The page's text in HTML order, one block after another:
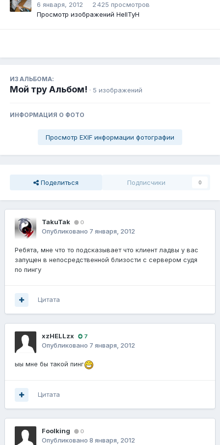
6 января, 2012
2 425 просмотров
Просмотр изображений HeIITyH
ИЗ АЛЬБОМА:
Мой тру Альбом! · 5 изображений
ИНФОРМАЦИЯ О ФОТО
Просмотр EXIF информации фотографии
Поделиться Подписчики 0
TakuTak 0
Опубликовано 7 января, 2012
Ребята, мне что то подсказывает что клиент ладвы у вас
запущен в непосредственной близости с сервером судя
по пингу
Цитата
xzHELLzx 7
Опубликовано 7 января, 2012
ыы мне бы такой пинг
Цитата
Foolking 0
Опубликовано 8 января, 2012